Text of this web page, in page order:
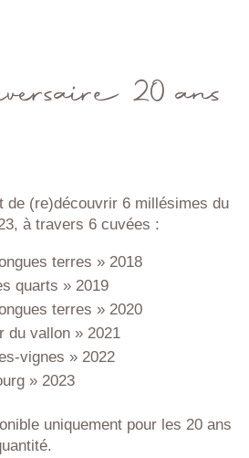
20 ans
de (re)découvrir 6 millésimes du
à travers 6 cuvées :
terres » 2018
quarts » 2019
terres » 2020
du vallon » 2021
vignes » 2022
» 2023
uniquement pour les 20 ans